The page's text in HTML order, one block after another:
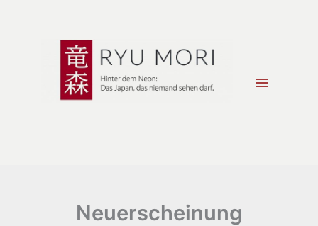
Neuerscheinung